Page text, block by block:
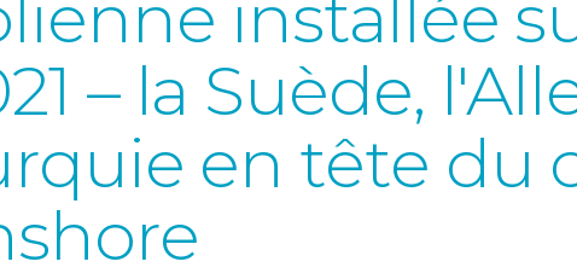
installée
– la Suède,
en tête du